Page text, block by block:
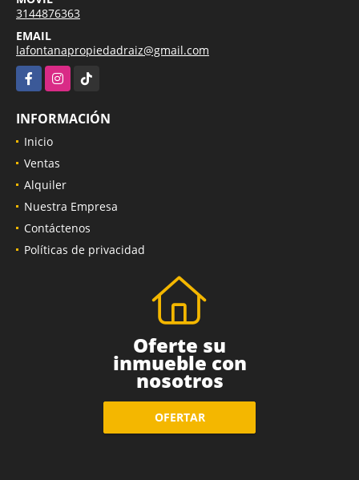
3144876363
EMAIL
lafontanapropiedadraiz@gmail.com
FacebookInstagramTikTok
INFORMACIÓN
Inicio
Ventas
Alquiler
Nuestra Empresa
Contáctenos
Políticas de privacidad
Oferte su
inmueble con
nosotros
OFERTAR